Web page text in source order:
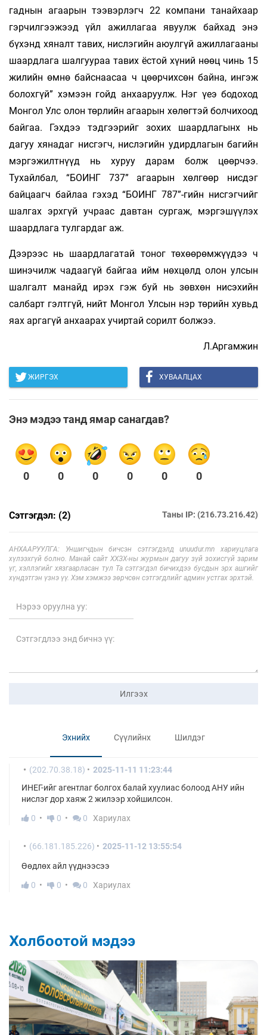
гаднын агаарын тээвэрлэгч 22 компани танайхаар
гэрчилгээжээд үйл ажиллагаа явуулж байхад энэ
бүхэнд хяналт тавих, нислэгийн аюулгүй ажиллагааны
шаардлага шалгуураа тавих ёстой хүний нөөц чинь 15
жилийн өмнө байснаасаа ч цөөрчихсөн байна, ингэж
болохгүй” хэмээн гойд анхааруулж. Нэг үеэ бодоход
Монгол Улс олон төрлийн агаарын хөлөгтэй болчихоод
байгаа. Гэхдээ тэдгээрийг зохих шаардлагынх нь
дагуу хянадаг нисгэгч, нислэгийн удирдлагын багийн
мэргэжилтнүүд нь хуруу дарам болж цөөрчээ.
Тухайлбал, “БОИНГ 737” агаарын хөлгөөр нисдэг
байцаагч байлаа гэхэд “БОИНГ 787”-гийн нисгэгчийг
шалгах эрхгүй учраас давтан сургаж, мэргэшүүлэх
шаардлага тулгардаг аж.
Дээрээс нь шаардлагатай тоног төхөөрөмжүүдээ ч
шинэчилж чадаагүй байгаа ийм нөхцөлд олон улсын
шалгалт манайд ирэх гэж буй нь зөвхөн нисэхийн
салбарт гэлтгүй, нийт Монгол Улсын нэр төрийн хувьд
яах аргагүй анхаарах учиртай сорилт болжээ.
Л.Аргамжин
ЖИРГЭХ ХУВААЛЦАХ
Энэ мэдээ танд ямар санагдав?
0 0 0 0 0 0
Сэтгэгдэл: (2) Таны IP: (216.73.216.42)
АНХААРУУЛГА: Уншигчдын бичсэн сэтгэгдэлд unuudur.mn хариуцлага
хүлээхгүй болно. Манай сайт ХХЗХ-ны журмын дагуу зүй зохисгүй зарим
үг, хэллэгийг хязгаарласан тул Та сэтгэгдэл бичихдээ бусдын эрх ашгийг
хүндэтгэн үзнэ үү. Хэм хэмжээ зөрчсөн сэтгэгдлийг админ устгах эрхтэй.
Илгээх
Эхнийх Сүүлийнх Шилдэг
(202.70.38.18)
2025-11-11 11:23:44
ИНЕГ-ийг агентлаг болгох балай хуулиас болоод АНУ ийн
нислэг дор хаяж 2 жилээр хойшилсон.
0
0 0 Хариулах
(66.181.185.226) 2025-11-12 13:55:54
Өөдлөх айл үүднээсээ
0
0 0 Хариулах
Холбоотой мэдээ